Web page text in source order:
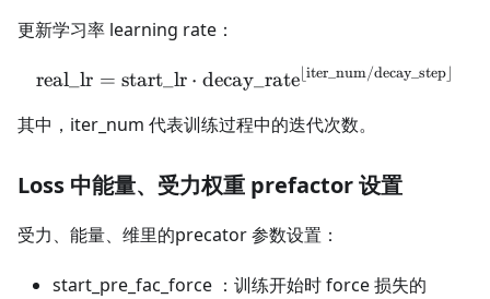
更新学习率 learning rate：
\text{real\_lr} =
real_lr = start_lr ⋅ decay_rate iter_num/decay_step⌋
其中，iter_num 代表训练过程中的迭代次数。
Loss 中能量、受力权重 prefactor 设置
受力、能量、维里的precator 参数设置：
start_pre_fac_force ：训练开始时 force 损失的